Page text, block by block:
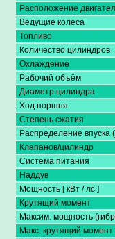
Расположение
Ведущие колеса
Топливо
Количество цилиндров
Охлаждение
Рабочий объём
Диаметр цилиндра
Ход поршня
Степень сжатия
Распределение впуска
Клапанов/цилиндр
Система питания
Наддув
Мощность [ кВт / лс ]
Крутящий момент
Максим. мощность
Макс. крутящий момент